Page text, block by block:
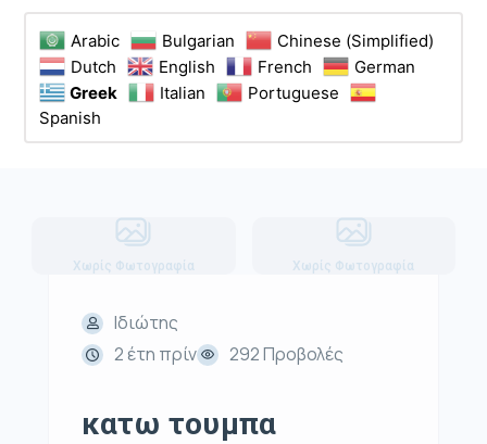
Arabic Bulgarian
Chinese (Simplified)
Dutch
English French
German
Greek
Italian
Portuguese
Spanish
Χωρίς Φωτογραφία Χωρίς Φωτογραφία
Ιδιώτης
2 έτη πρίν
292 Προβολές
κατω τουμπα